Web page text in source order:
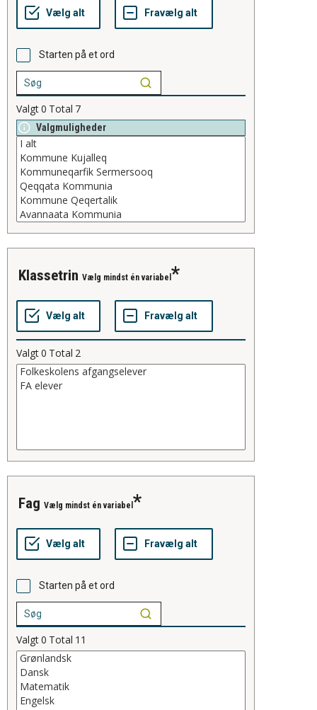
Starten på et ord
Valgt0 Total 7
Valgmuligheder
klassetrin Vælg mindst én variabel
Valgt0 Total 2
fag Vælg mindst én variabel
Starten på et ord
Valgt0 Total 11